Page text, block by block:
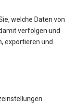
welche Daten von
verfolgen und
exportieren und